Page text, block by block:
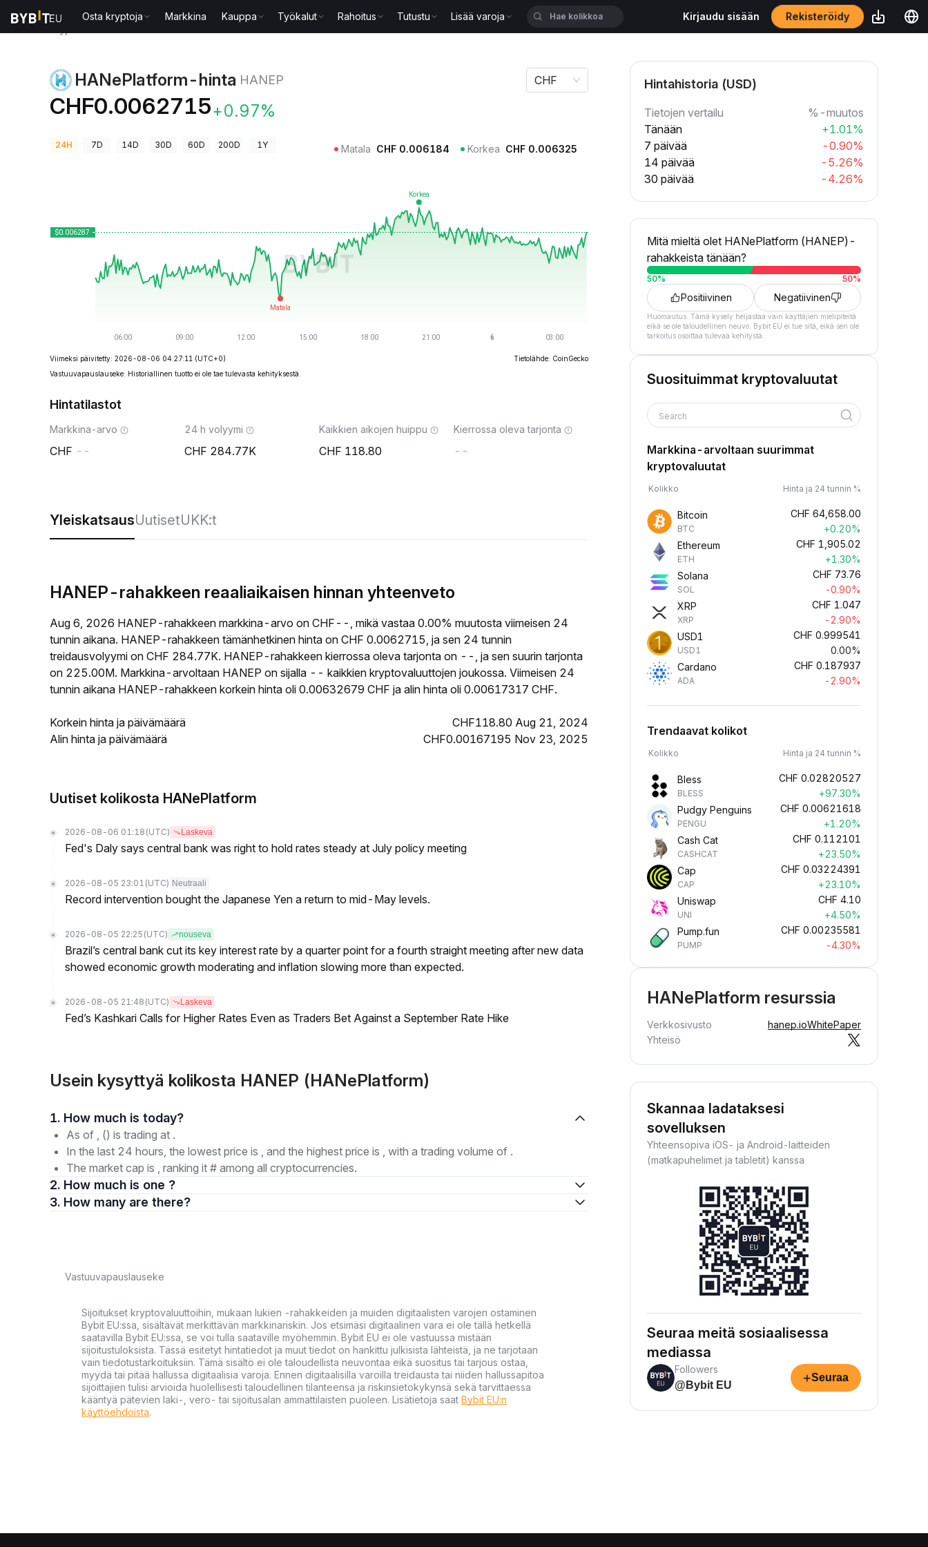
Osta kryptoja Markkina Kauppa Työkalut Rahoitus Tutustu Lisää varoja Kirjaudu sisään Rekisteröidy
HANePlatform-hinta HANEP
CHF0.0062715+0.97%
CHF
24H 7D 14D 30D 60D 200D 1Y Matala CHF 0.006184 Korkea CHF 0.006325
Viimeksi päivitetty: 2026-08-06 04:27:11 (UTC+0)
Tietolähde: CoinGecko
Vastuuvapauslauseke: Historiallinen tuotto ei ole tae tulevasta kehityksestä.
Hintatilastot
Markkina-arvo
--
24 h volyymi
284.77K
Kaikkien aikojen huippu
118.80
Kierrossa oleva tarjonta
--
YleiskatsausUutisetUKK:t
HANEP-rahakkeen reaaliaikaisen hinnan yhteenveto
Aug 6, 2026 HANEP-rahakkeen markkina-arvo on CHF--, mikä vastaa 0.00% muutosta viimeisen 24
tunnin aikana. HANEP-rahakkeen tämänhetkinen hinta on CHF 0.0062715, ja sen 24 tunnin
treidausvolyymi on CHF 284.77K. HANEP-rahakkeen kierrossa oleva tarjonta on --, ja sen suurin tarjonta
on 225.00M. Markkina-arvoltaan HANEP on sijalla -- kaikkien kryptovaluuttojen joukossa. Viimeisen 24
tunnin aikana HANEP-rahakkeen korkein hinta oli 0.00632679 CHF ja alin hinta oli 0.00617317 CHF.
Korkein hinta ja päivämäärä
CHF118.80 Aug 21, 2024
Alin hinta ja päivämäärä
CHF0.00167195 Nov 23, 2025
Uutiset kolikosta HANePlatform
2026-08-06 01:18 (UTC) Laskeva
Fed's Daly says central bank was right to hold rates steady at July policy meeting
2026-08-05 23:01 (UTC) Neutraali
Record intervention bought the Japanese Yen a return to mid-May levels.
2026-08-05 22:25 (UTC) nouseva
Brazil’s central bank cut its key interest rate by a quarter point for a fourth straight meeting after new data
showed economic growth moderating and inflation slowing more than expected.
2026-08-05 21:48 (UTC) Laskeva
Fed’s Kashkari Calls for Higher Rates Even as Traders Bet Against a September Rate Hike
Usein kysyttyä kolikosta HANEP (HANePlatform)
1. How much is today?
As of , () is trading at .
In the last 24 hours, the lowest price is , and the highest price is , with a trading volume of .
The market cap is , ranking it # among all cryptocurrencies.
2. How much is one ?
3. How many are there?
Vastuuvapauslauseke
Sijoitukset kryptovaluuttoihin, mukaan lukien -rahakkeiden ja muiden digitaalisten varojen ostaminen
Bybit EU:ssa, sisältävät merkittävän markkinariskin. Jos etsimäsi digitaalinen vara ei ole tällä hetkellä
saatavilla Bybit EU:ssa, se voi tulla saataville myöhemmin. Bybit EU ei ole vastuussa mistään
sijoitustuloksista. Tässä esitetyt hintatiedot ja muut tiedot on hankittu julkisista lähteistä, ja ne tarjotaan
vain tiedotustarkoituksiin. Tämä sisältö ei ole taloudellista neuvontaa eikä suositus tai tarjous ostaa,
myydä tai pitää hallussa digitaalisia varoja. Ennen digitaalisilla varoilla treidausta tai niiden hallussapitoa
sijoittajien tulisi arvioida huolellisesti taloudellinen tilanteensa ja riskinsietokykynsä sekä tarvittaessa
kääntyä pätevien laki-, vero- tai sijoitusalan ammattilaisten puoleen. Lisätietoja saat Bybit EU:n
käyttöehdoista.
Hintahistoria (USD)
Tietojen vertailu
%-muutos
Tänään
+1.01%
7 päivää
-0.90%
14 päivää
-5.26%
30 päivää
-4.26%
Mitä mieltä olet HANePlatform (HANEP)-
rahakkeista tänään?
50% 50%
Positiivinen Negatiivinen
Huomautus: Tämä kysely heijastaa vain käyttäjien mielipiteitä
eikä se ole taloudellinen neuvo. Bybit EU ei tue sitä, eikä sen ole
tarkoitus osoittaa tulevaa kehitystä.
Suosituimmat kryptovaluutat
Search
Markkina-arvoltaan suurimmat
kryptovaluutat
Kolikko Hinta ja 24 tunnin %
Bitcoin
BTC
CHF 64,658.00
+0.20%
Ethereum
ETH
CHF 1,905.02
+1.30%
Solana
SOL
CHF 73.76
-0.90%
XRP
XRP
CHF 1.047
-2.90%
USD1
USD1
CHF 0.999541
0.00%
Cardano
ADA
CHF 0.187937
-2.90%
Trendaavat kolikot
Kolikko Hinta ja 24 tunnin %
Bless
BLESS
CHF 0.02820527
+97.30%
Pudgy Penguins
PENGU
CHF 0.00621618
+1.20%
Cash Cat
CASHCAT
CHF 0.112101
+23.50%
Cap
CAP
CHF 0.03224391
+23.10%
Uniswap
UNI
CHF 4.10
+4.50%
Pump.fun
PUMP
CHF 0.00235581
-4.30%
HANePlatform resurssia
Verkkosivusto hanep.ioWhitePaper
Yhteisö
Skannaa ladataksesi
sovelluksen
Yhteensopiva iOS- ja Android-laitteiden
(matkapuhelimet ja tabletit) kanssa
Seuraa meitä sosiaalisessa
mediassa
Followers
@Bybit EU
+Seuraa